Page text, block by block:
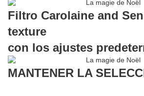
Filtro Carolaine and
texture
con los ajustes
MANTENER LA